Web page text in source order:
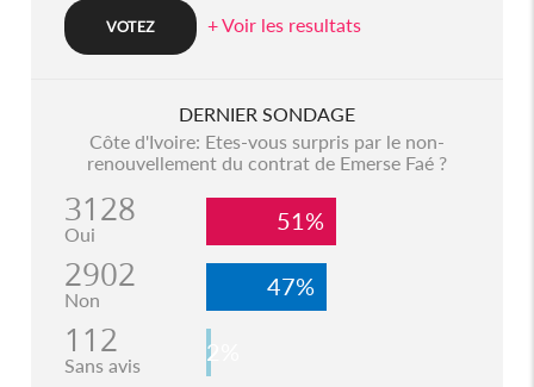
+ Voir les resultats
DERNIER SONDAGE
Côte d'Ivoire: Etes-vous surpris par le non-
renouvellement du contrat de Emerse Faé ?
3128
Oui 51%
2902
Non 47%
112
Sans avis 2%